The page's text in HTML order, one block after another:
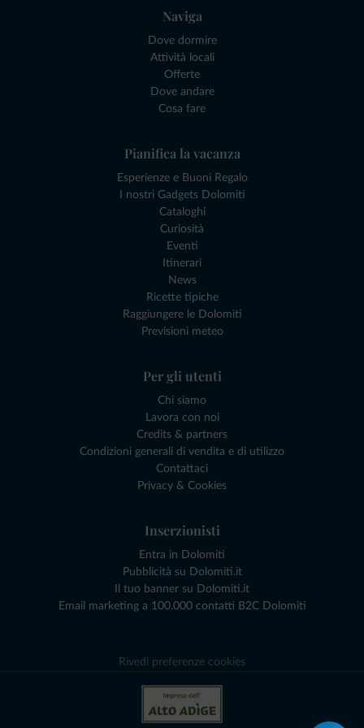
Naviga
Dove dormire
Attività locali
Offerte
Dove andare
Cosa fare
Pianifica la vacanza
Esperienze e Buoni Regalo
I nostri Gadgets Dolomiti
Cataloghi
Curiosità
Eventi
Itinerari
News
Ricette tipiche
Raggiungere le Dolomiti
Previsioni meteo
Per gli utenti
Chi siamo
Lavora con noi
Credits & partners
Condizioni generali di vendita e di utilizzo
Contattaci
Privacy & Cookies
Inserzionisti
Entra in Dolomiti
Pubblicità su Dolomiti.it
Il tuo banner su Dolomiti.it
Email marketing a 100.000 contatti B2C Dolomiti
Rivedi preferenze cookies